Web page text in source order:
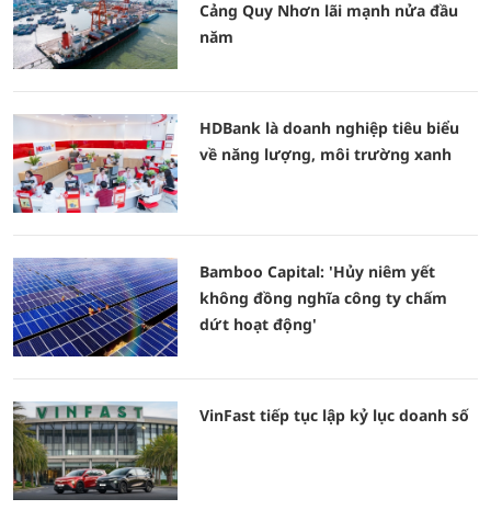
Cảng Quy Nhơn lãi mạnh nửa đầu
năm
HDBank là doanh nghiệp tiêu biểu
về năng lượng, môi trường xanh
Bamboo Capital: 'Hủy niêm yết
không đồng nghĩa công ty chấm
dứt hoạt động'
VinFast tiếp tục lập kỷ lục doanh số